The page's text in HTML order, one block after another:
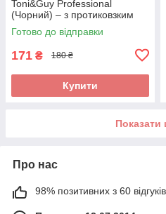
Toni&Guy Professional
(Чорний) – з протиковзким
покриттям для
максимального контролю.Арт
Готово до відправки
171 ₴ 180 ₴
Купити
Показати
Про нас
98% позитивних з 60